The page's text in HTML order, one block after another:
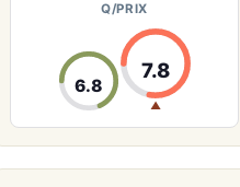
Q/PRIX
6.8
7.8
▲